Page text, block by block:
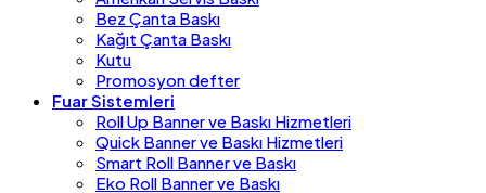
Bez Çanta Baskı
Kağıt Çanta Baskı
Kutu
Promosyon defter
Fuar Sistemleri
Roll Up Banner ve Baskı Hizmetleri
Quick Banner ve Baskı Hizmetleri
Smart Roll Banner ve Baskı
Eko Roll Banner ve Baskı